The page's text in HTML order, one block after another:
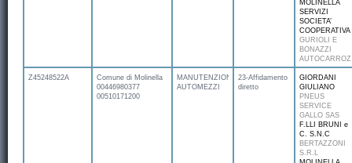
MOLINELLA
SERVIZI
SOCIETA’
COOPERATIVA
GURIOLI E
BONAZZI
Z45248522A
Comune di Molinella
00446980377
00510171200
MANUTENZIONE
AUTOMEZZI
23-Affidamento
diretto
GIORDANI
GIULIANO
PNEUS
SERVICE
GALLO SAS
F.LLI BRUNI e
C. S.N.C
BERTAZZONI
S.R.L